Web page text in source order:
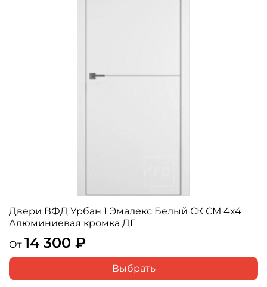
Двери ВФД Урбан 1 Эмалекс Белый СК СМ 4x4
Алюминиевая кромка ДГ
От 14 300 ₽
Выбрать